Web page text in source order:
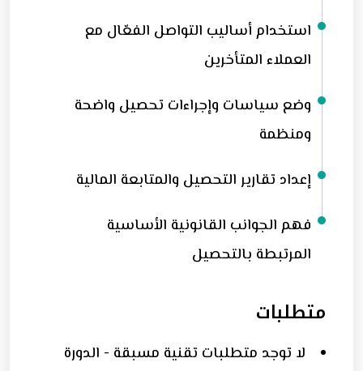
استخدام أساليب التواصل الفعّال مع
العملاء المتأخرين
وضع سياسات وإجراءات تحصيل واضحة
ومنظمة
إعداد تقارير التحصيل والمتابعة المالية
فهم الجوانب القانونية الأساسية
المرتبطة بالتحصيل
متطلبات
لا توجد متطلبات تقنية مسبقة - الدورة